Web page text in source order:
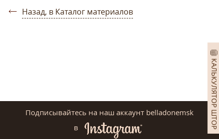
КАЛЬКУЛЯТОР ШТОР
Назад, в Каталог материалов
Подписывайтесь на наш аккаунт belladonemsk
в